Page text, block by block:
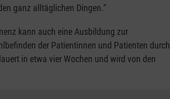
ganz alltäglichen Dingen.“
kann auch eine Ausbildung zur
der Patientinnen und Patienten durch
in etwa vier Wochen und wird von den